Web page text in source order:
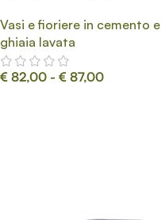
Vasi e fioriere in cemento e
ghiaia lavata
€ 82,00 - € 87,00